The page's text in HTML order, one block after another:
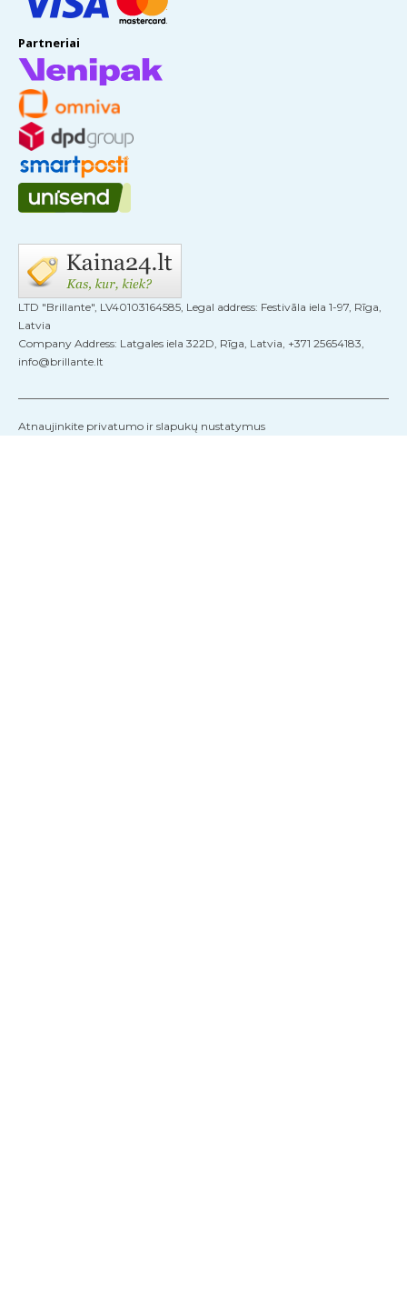
Partneriai
LTD "Brillante", LV40103164585, Legal address: Festivāla iela 1-97, Rīga,
Latvia
Company Address: Latgales iela 322D, Rīga, Latvia, +371 25654183,
info@brillante.lt
Atnaujinkite privatumo ir slapukų nustatymus